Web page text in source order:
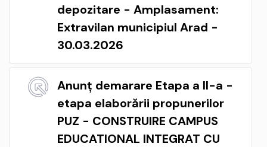
depozitare - Amplasament:
Extravilan municipiul Arad -
30.03.2026
Anunț demarare Etapa a II-a -
etapa elaborării propunerilor
PUZ - CONSTRUIRE CAMPUS
EDUCATIONAL INTEGRAT CU